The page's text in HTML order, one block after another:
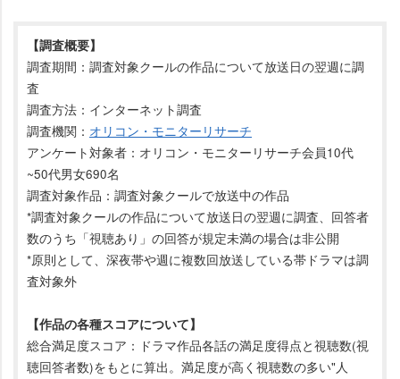
【調査概要】
調査期間：調査対象クールの作品について放送日の翌週に調
査
調査方法：インターネット調査
調査機関： オリコン・モニターリサーチ
アンケート対象者：オリコン・モニターリサーチ会員10代
~50代男女690名
調査対象作品：調査対象クールで放送中の作品
*調査対象クールの作品について放送日の翌週に調査、回答者
数のうち「視聴あり」の回答が規定未満の場合は非公開
*原則として、深夜帯や週に複数回放送している帯ドラマは調
査対象外
【作品の各種スコアについて】
総合満足度スコア：ドラマ作品各話の満足度得点と視聴数(視
聴回答者数)をもとに算出。満足度が高く視聴数の多い"人